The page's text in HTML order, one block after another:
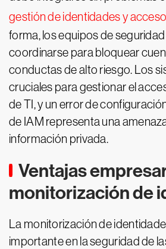
gestión de identidades y
forma, los equipos de
coordinarse para bloquear
conductas de alto riesgo. Los
cruciales para gestionar el
de TI, y un error de
de IAM representa una
información privada.
Ventajas
monitorización de
La monitorización de
importante en la seguridad de